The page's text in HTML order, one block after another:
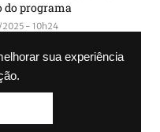
sua experiência
do programa
- 10h24
pago em até 6 vezes, veja